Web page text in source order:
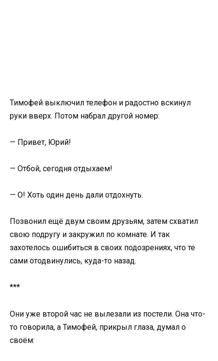
Тимофей выключил телефон и радостно вскинул
руки вверх. Потом набрал другой номер:
— Привет, Юрий!
— Отбой, сегодня отдыхаем!
— О! Хоть один день дали отдохнуть.
Позвонил ещё двум своим друзьям, затем схватил
свою подругу и закружил по комнате. И так
захотелось ошибиться в своих подозрениях, что те
сами отодвинулись, куда-то назад.
***
Они уже второй час не вылезали из постели. Она что-
то говорила, а Тимофей, прикрыл глаза, думал о
своём: